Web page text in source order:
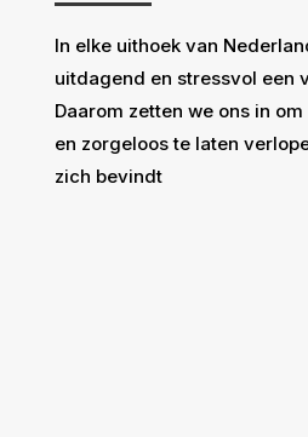
In elke uithoek van
uitdagend en stressvol een
Daarom zetten we ons in
en zorgeloos te laten
zich bevindt